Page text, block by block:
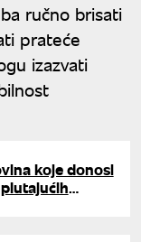
ručno brisati
prateće
izazvati
koje donosi